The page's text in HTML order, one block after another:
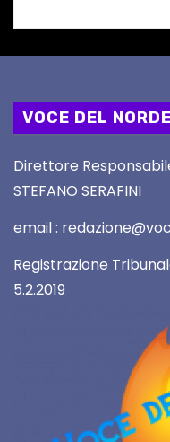
VOCE DEL
Direttore
STEFANO SERAFINI
email :
Registrazione
5.2.2019